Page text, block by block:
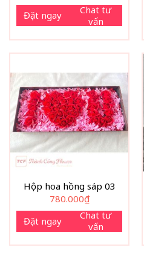
Đặt ngay
Chat tư
vấn
Hộp hoa hồng sáp 03
780.000₫
Đặt ngay
Chat tư
vấn